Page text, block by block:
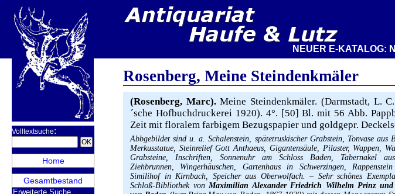
NEUER E-KATALOG:
Volltextsuche:
Home
Gesamtbestand
Erweiterte Suche
Rosenberg, Meine Steindenkmäler
(Rosenberg, Marc).Meine Steindenkmäler. (Darmstadt, L.
´sche Hofbuchdruckerei 1920). 4°. [50] Bl. mit 56 Abb.
Zeit mit floralem farbigem Bezugspapier und goldgepr.
Abbgebildet sind u. a. Schalenstein, spätetruskischer Grabstein, Tonvase aus
Merkusstatue, Steinrelief Gott Anthaeus, Gigantensäule, Pilaster, Wappen,
Grabsteine, Inschriften, Sonnenuhr am Schloss Baden, Tabernakel
Ziehbrunnen, Wingerhäuschen, Gartenhaus in Schwerzingen,
Similihof in Kirnbach, Speicher aus Oberwolfach. – Sehr schönes
Schloß-Bibliothek von Maximilian Alexander Friedrich Wilhelm Prinz